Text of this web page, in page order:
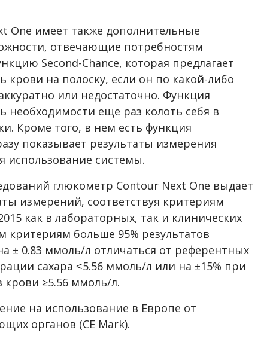
One имеет также дополнительные
отвечающие потребностям
Second-Chance, которая предлагает
крови на полоску, если он по какой-либо
или недостаточно. Функция
необходимости еще раз колоть себя в
Кроме того, в нем есть функция
показывает результаты измерения
использование системы.
глюкометр Contour Next One выдает
измерений, соответствуя критериям
как в лабораторных, так и клинических
критериям больше 95% результатов
± 0.83 ммоль/л отличаться от референтных
сахара ˂5.56 ммоль/л или на ±15% при
крови ≥5.56 ммоль/л.
на использование в Европе от
органов (CE Mark).